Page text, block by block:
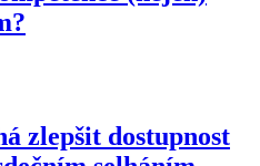
zlepšit dostupnost